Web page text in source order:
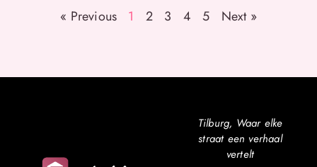
« Previous 1 2 3 4 5 Next »
Tilburg, Waar elke
straat een verhaal
vertelt